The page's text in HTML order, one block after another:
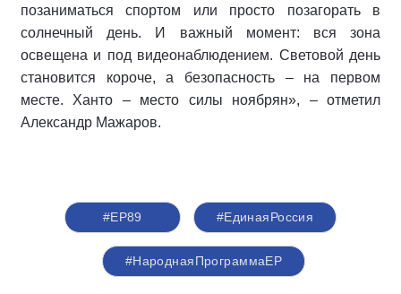
позаниматься спортом или просто позагорать в
солнечный день. И важный момент: вся зона
освещена и под видеонаблюдением. Световой день
становится короче, а безопасность – на первом
месте. Ханто – место силы ноябрян», – отметил
Александр Мажаров.
#ЕР89 #‎ЕдинаяРоссия
#НароднаяПрограммаЕР